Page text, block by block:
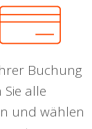
Buchung
alle
und wählen